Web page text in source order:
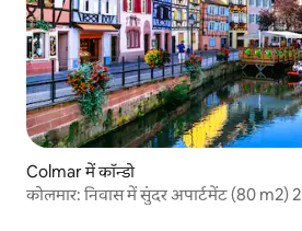
Colmar में कॉन्डो
कोलमार: निवास में सुंदर अपार्टमेंट (80 m2) 2